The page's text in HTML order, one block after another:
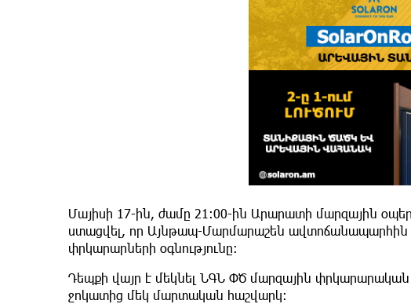
Մայիսի 17-ին, ժամը 21։00-ին Արարատի մարզային
ստացվել, որ Այնթապ-Մարմարաշեն ավտոճանապարհին
փրկարարների օգնությունը։
Դեպքի վայր է մեկնել ՆԳՆ ՓԾ մարզային
ջոկատից մեկ մարտական հաշվարկ։